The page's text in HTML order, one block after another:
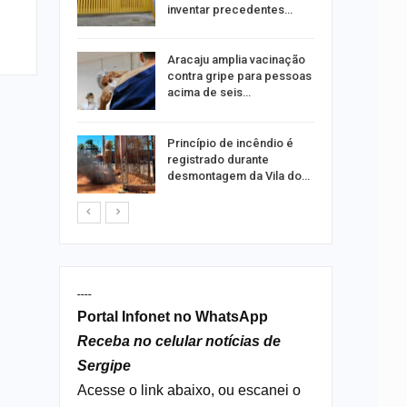
inventar precedentes…
Aracaju amplia vacinação
contra gripe para pessoas
acima de seis…
Princípio de incêndio é
registrado durante
desmontagem da Vila do…
----
Portal Infonet no WhatsApp
Receba no celular notícias de
Sergipe
Acesse o link abaixo, ou escanei o